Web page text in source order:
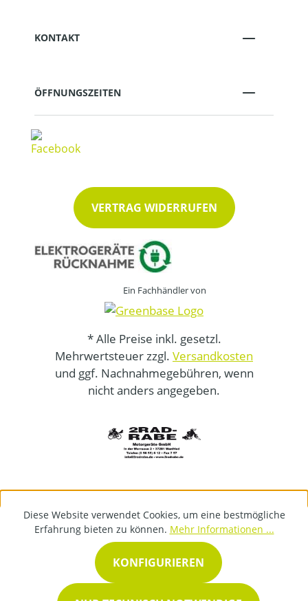
KONTAKT
ÖFFNUNGSZEITEN
VERTRAG WIDERRUFEN
Ein Fachhändler von
* Alle Preise inkl. gesetzl.
Mehrwertsteuer zzgl. Versandkosten
und ggf. Nachnahmegebühren, wenn
nicht anders angegeben.
Diese Website verwendet Cookies, um eine bestmögliche
Erfahrung bieten zu können. Mehr Informationen ...
KONFIGURIEREN